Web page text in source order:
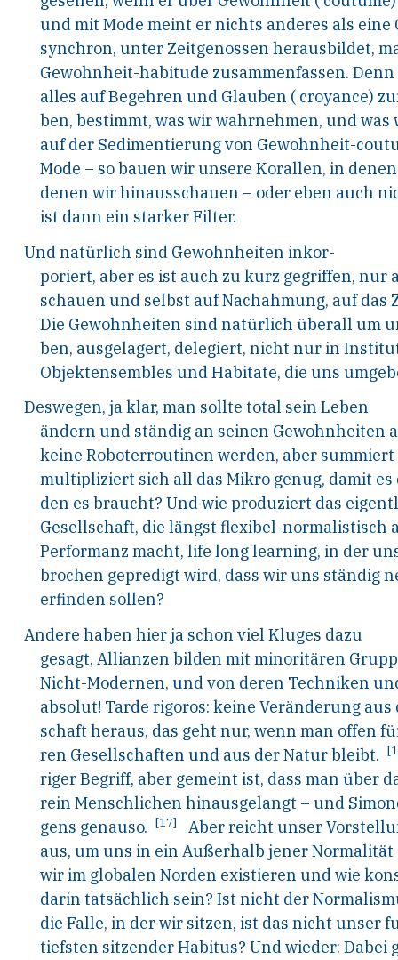
und mit Mode meint er nichts anderes als eine
synchron, unter Zeitgenossen herausbildet,
Gewohnheit-habitude zusammenfassen.
alles auf Begehren und Glauben ( croyance)
ben, bestimmt, was wir wahrnehmen, und
auf der Sedimentierung von Gewohnheit-
Mode – so bauen wir unsere Korallen, in
denen wir hinausschauen – oder eben auch
ist dann ein starker Filter.
Undnatürlich sind Gewohnheiten inkor-
poriert, aber es ist auch zu kurz gegriffen, nur
schauen und selbst auf Nachahmung, auf das
Die Gewohnheiten sind natürlich überall um
ben, ausgelagert, delegiert, nicht nur in
Objektensembles und Habitate, die uns
Deswegen, ja klar, man sollte total sein Leben
ändern und ständig an seinen Gewohnheiten
keine Roboterroutinen werden, aber
multipliziert sich all das Mikro genug, damit
den es braucht? Und wie produziert das
Gesellschaft, die längst flexibel-normalistisch
Performanz macht, life long learning, in der
brochen gepredigt wird, dass wir uns ständig
erfinden sollen?
Andere haben hier ja schon viel Kluges dazu
gesagt, Allianzen bilden mit minoritären
Nicht-Modernen, und von deren Techniken
absolut! Tarde rigoros: keine Veränderung aus
schaft heraus, das geht nur, wenn man offen
ren Gesellschaften und aus der Natur bleibt.
riger Begriff, aber gemeint ist, dass man über
rein Menschlichen hinausgelangt – und
gens genauso. [17]
Aber reicht unser
aus, um uns in ein Außerhalb jener
wir im globalen Norden existieren und wie
darin tatsächlich sein? Ist nicht der
die Falle, in der wir sitzen, ist das nicht unser
tiefsten sitzender Habitus? Und wieder: Dabei